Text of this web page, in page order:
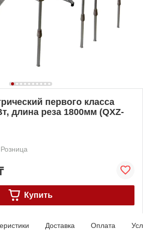
первого класса
длина реза 1800мм (QXZ-
Розница
Купить
Доставка Оплата